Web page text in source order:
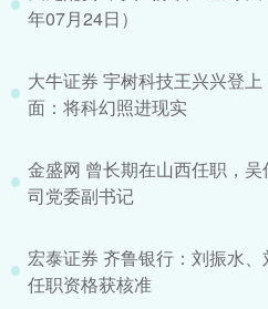
年07月24日）
大牛证券 宇树科技王兴兴登
面：将科幻照进现实
金盛网 曾长期在山西任职，
司党委副书记
宏泰证券 齐鲁银行：刘振水
任职资格获核准